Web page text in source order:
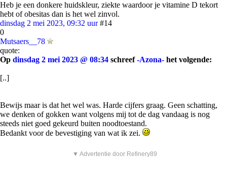
Heb je een donkere huidskleur, ziekte waardoor je vitamine D tekort
hebt of obesitas dan is het wel zinvol.
dinsdag 2 mei 2023, 09:32 uur #14
0
Mutsaers__78
quote:
Op dinsdag 2 mei 2023 @ 08:34 schreef-Azona- het volgende:
[..]
Bewijs maar is dat het wel was. Harde cijfers graag. Geen schatting,
we denken of gokken want volgens mij tot de dag vandaag is nog
steeds niet goed gekeurd buiten noodtoestand.
Bedankt voor de bevestiging van wat ik zei.
▼ Advertentie door Refinery89